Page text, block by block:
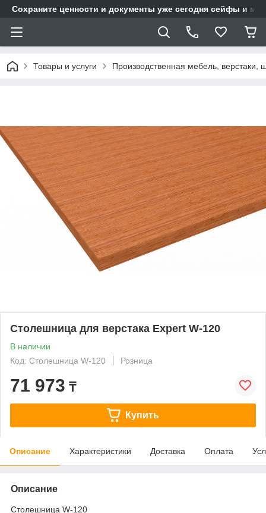
Сохраните ценности и документы уже сегодня сейфы и
Товары и услуги Производственная мебель, верстаки,
Столешница для верстака Expert W-120
В наличии
Код: Столешница W-120
Розница
71 973 ₸
Купить
Описание Характеристики Доставка Оплата
Описание
Столешница W-120